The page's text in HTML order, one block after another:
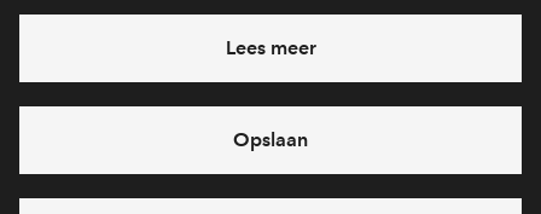
Heb je een vraag en wil je direct antwoord? Bel ons op
feestdagen)